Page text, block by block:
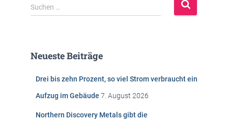
S
u
n
Suchen …
Neueste Beiträge
Drei bis zehn Prozent, so viel Strom verbraucht ein
Aufzug im Gebäude 7. August 2026
Northern Discovery Metals gibt die